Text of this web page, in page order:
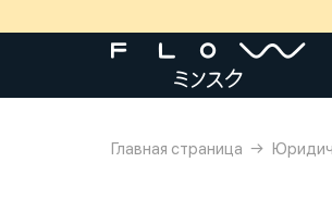
Главная страница